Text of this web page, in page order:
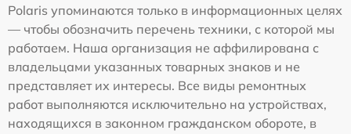
Polaris упоминаются только в информационных целях
— чтобы обозначить перечень техники, с которой мы
работаем. Наша организация не аффилирована с
владельцами указанных товарных знаков и не
представляет их интересы. Все виды ремонтных
работ выполняются исключительно на устройствах,
находящихся в законном гражданском обороте, в